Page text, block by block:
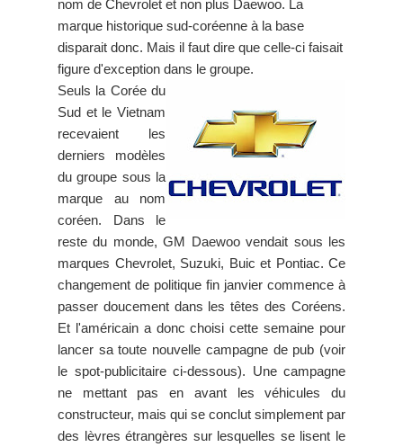
nom de Chevrolet et non plus Daewoo. La
marque historique sud-coréenne à la base
disparait donc. Mais il faut dire que celle-ci faisait
figure d'exception dans le groupe.
Seuls la Corée du
Sud et le Vietnam
recevaient les
derniers modèles
du groupe sous la
marque au nom
coréen. Dans le
reste du monde, GM Daewoo vendait sous les
marques Chevrolet, Suzuki, Buic et Pontiac. Ce
changement de politique fin janvier commence à
passer doucement dans les têtes des Coréens.
Et l'américain a donc choisi cette semaine pour
lancer sa toute nouvelle campagne de pub (voir
le spot-publicitaire ci-dessous). Une campagne
ne mettant pas en avant les véhicules du
constructeur, mais qui se conclut simplement par
des lèvres étrangères sur lesquelles se lisent le